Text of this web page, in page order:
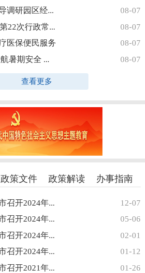
调研园区经...
08-07
22次行政常...
08-07
医保便民服务
08-07
暑期安全 ...
08-07
查看更多
政策文件 政策解读 办事指南
召开2024年...
12-07
召开2024年...
05-06
召开2024年...
02-01
召开2024年...
01-12
召开2021年...
01-26